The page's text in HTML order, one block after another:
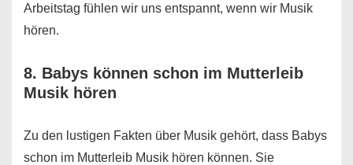
Arbeitstag fühlen wir uns entspannt, wenn wir Musik
hören.
8. Babys können schon im Mutterleib
Musik hören
Zu den lustigen Fakten über Musik gehört, dass Babys
schon im Mutterleib Musik hören können. Sie